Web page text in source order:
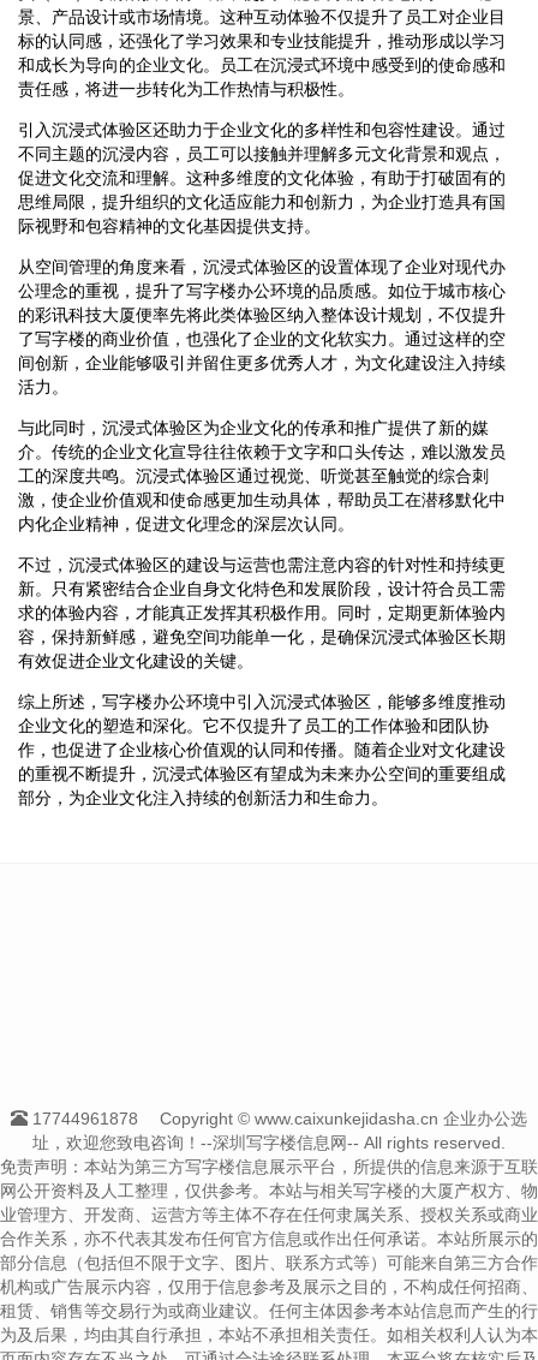
景、产品设计或市场情境。这种互动体验不仅提升了员工对企业目
标的认同感，还强化了学习效果和专业技能提升，推动形成以学习
和成长为导向的企业文化。员工在沉浸式环境中感受到的使命感和
责任感，将进一步转化为工作热情与积极性。
引入沉浸式体验区还助力于企业文化的多样性和包容性建设。通过
不同主题的沉浸内容，员工可以接触并理解多元文化背景和观点，
促进文化交流和理解。这种多维度的文化体验，有助于打破固有的
思维局限，提升组织的文化适应能力和创新力，为企业打造具有国
际视野和包容精神的文化基因提供支持。
从空间管理的角度来看，沉浸式体验区的设置体现了企业对现代办
公理念的重视，提升了写字楼办公环境的品质感。如位于城市核心
的彩讯科技大厦便率先将此类体验区纳入整体设计规划，不仅提升
了写字楼的商业价值，也强化了企业的文化软实力。通过这样的空
间创新，企业能够吸引并留住更多优秀人才，为文化建设注入持续
活力。
与此同时，沉浸式体验区为企业文化的传承和推广提供了新的媒
介。传统的企业文化宣导往往依赖于文字和口头传达，难以激发员
工的深度共鸣。沉浸式体验区通过视觉、听觉甚至触觉的综合刺
激，使企业价值观和使命感更加生动具体，帮助员工在潜移默化中
内化企业精神，促进文化理念的深层次认同。
不过，沉浸式体验区的建设与运营也需注意内容的针对性和持续更
新。只有紧密结合企业自身文化特色和发展阶段，设计符合员工需
求的体验内容，才能真正发挥其积极作用。同时，定期更新体验内
容，保持新鲜感，避免空间功能单一化，是确保沉浸式体验区长期
有效促进企业文化建设的关键。
综上所述，写字楼办公环境中引入沉浸式体验区，能够多维度推动
企业文化的塑造和深化。它不仅提升了员工的工作体验和团队协
作，也促进了企业核心价值观的认同和传播。随着企业对文化建设
的重视不断提升，沉浸式体验区有望成为未来办公空间的重要组成
部分，为企业文化注入持续的创新活力和生命力。
17744961878
Copyright © www.caixunkejidasha.cn 企业办公选
址，欢迎您致电咨询！--深圳写字楼信息网-- All rights reserved.
免责声明：本站为第三方写字楼信息展示平台，所提供的信息来源于互联
网公开资料及人工整理，仅供参考。本站与相关写字楼的大厦产权方、物
业管理方、开发商、运营方等主体不存在任何隶属关系、授权关系或商业
合作关系，亦不代表其发布任何官方信息或作出任何承诺。本站所展示的
部分信息（包括但不限于文字、图片、联系方式等）可能来自第三方合作
机构或广告展示内容，仅用于信息参考及展示之目的，不构成任何招商、
租赁、销售等交易行为或商业建议。任何主体因参考本站信息而产生的行
为及后果，均由其自行承担，本站不承担相关责任。如相关权利人认为本